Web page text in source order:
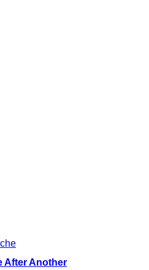
After Another